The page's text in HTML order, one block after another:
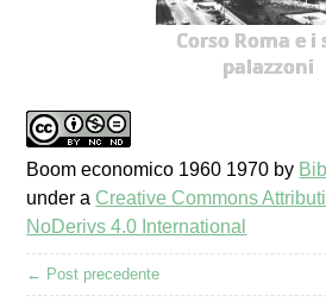
Corso Roma e i
palazzoni
Boom economico 1960 1970 by
under a Creative Commons
NoDerivs 4.0 International
← Post precedente